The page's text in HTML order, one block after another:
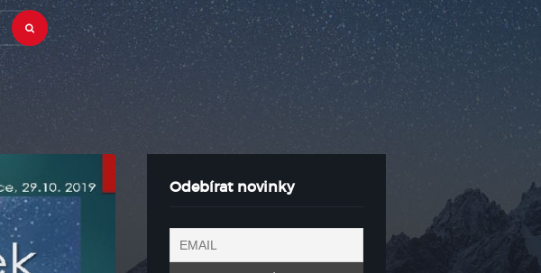
Odebírat novinky